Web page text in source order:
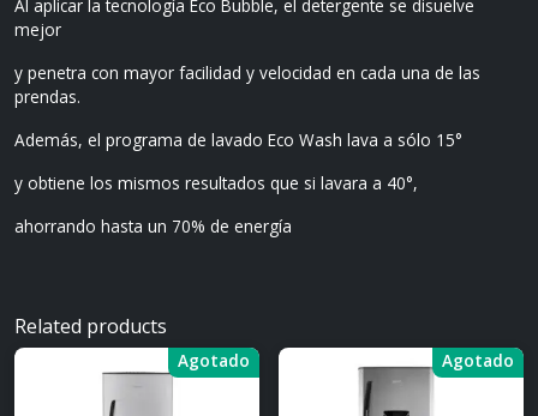
Al aplicar la tecnología Eco Bubble, el detergente se disuelve
mejor
y penetra con mayor facilidad y velocidad en cada una de las
prendas.
Además, el programa de lavado Eco Wash lava a sólo 15°
y obtiene los mismos resultados que si lavara a 40°,
ahorrando hasta un 70% de energía
Related products
Agotado Agotado